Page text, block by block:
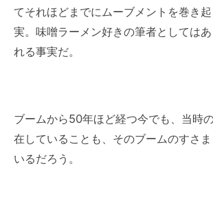
てそれほどまでにムーブメントを巻き
実。味噌ラーメン好きの筆者としては
れる事実だ。
ブームから50年ほど経つ今でも、当時
在していることも、そのブームのすさ
いるだろう。